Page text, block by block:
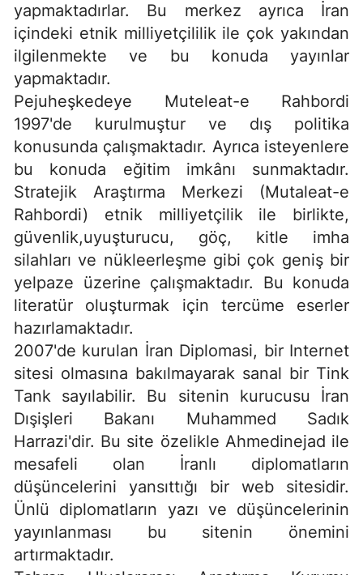
yapmaktadırlar. Bu merkez ayrıca İran
içindeki etnik milliyetçililik ile çok yakından
ilgilenmekte ve bu konuda yayınlar
yapmaktadır.
Pejuheşkedeye Muteleat-e Rahbordi
1997'de kurulmuştur ve dış politika
konusunda çalışmaktadır. Ayrıca isteyenlere
bu konuda eğitim imkânı sunmaktadır.
Stratejik Araştırma Merkezi (Mutaleat-e
Rahbordi) etnik milliyetçilik ile birlikte,
güvenlik,uyuşturucu, göç, kitle imha
silahları ve nükleerleşme gibi çok geniş bir
yelpaze üzerine çalışmaktadır. Bu konuda
literatür oluşturmak için tercüme eserler
hazırlamaktadır.
2007'de kurulan İran Diplomasi, bir Internet
sitesi olmasına bakılmayarak sanal bir Tink
Tank sayılabilir. Bu sitenin kurucusu İran
Dışişleri Bakanı Muhammed Sadık
Harrazi'dir. Bu site özelikle Ahmedinejad ile
mesafeli olan İranlı diplomatların
düşüncelerini yansıttığı bir web sitesidir.
Ünlü diplomatların yazı ve düşüncelerinin
yayınlanması bu sitenin önemini
artırmaktadır.